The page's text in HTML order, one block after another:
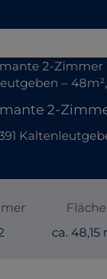
Fläche
ca. 48,15